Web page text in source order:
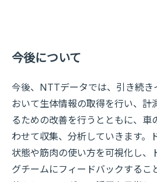
今後について
今後、NTTデータでは、引き続き
おいて生体情報の取得を行い、計
るための改善を行うとともに、車
わせて収集、分析していきます。
状態や筋肉の使い方を可視化し、
グチームにフィードバックするこ